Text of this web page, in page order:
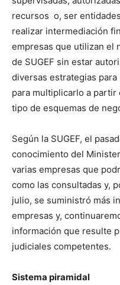
recursos o, ser
realizar intermediación
empresas que utilizan el
de SUGEF sin estar
diversas estrategias
para multiplicarlo a
tipo de esquemas de
Según la SUGEF, el
conocimiento del
varias empresas que
como las consultadas y,
julio, se suministró más
empresas y,
información que resulte
judiciales competentes.
Sistema piramidal